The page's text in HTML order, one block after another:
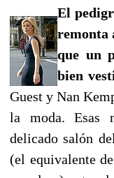
El
remonta
que un
bien
Guest y Nan
la moda. Esas
delicado salón
(el equivalente